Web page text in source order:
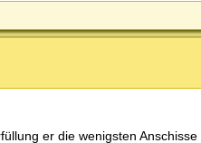
er die wenigsten Anschisse